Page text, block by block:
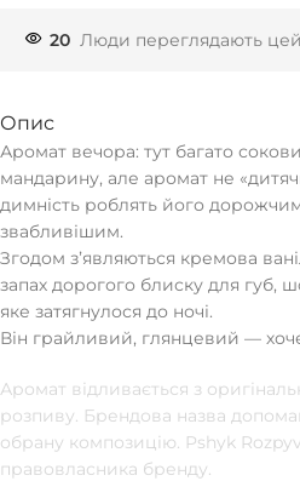
20 Люди переглядають
Опис
Аромат вечора: тут багато
мандарину, але аромат не
димність роблять його
звабливішим.
Згодом зʼявляються кремова
запах дорогого блиску для губ,
яке затягнулося до ночі.
Він грайливий, глянцевий —
Аромат відливається з
розпиву. Брендова назва
обрану композицію. Pshyk
правовласника бренду.